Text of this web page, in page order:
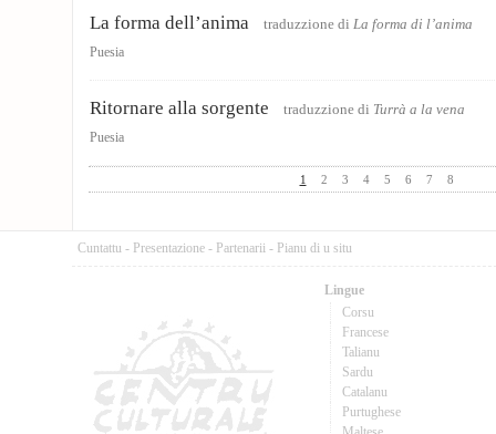
La forma dell’anima traduzzione di La forma di l’anima
Puesia
Ritornare alla sorgente traduzzione di Turrà a la vena
Puesia
1 2 3 4 5 6 7 8
Cuntattu - Presentazione - Partenarii - Pianu di u situ
Lingue
Corsu
Francese
Talianu
Sardu
Catalanu
Purtughese